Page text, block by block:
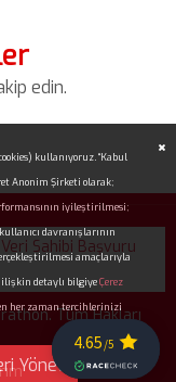
edin.
Veri Sahibi Başvuru
Tüm Hakları
kullanıyoruz. “Kabul
Anonim Şirketi olarak;
iyileştirilmesi;
davranışlarının
amaçlarıyla
ilişkin detaylı bilgiyeÇerez
her zaman tercihlerinizi
Yönet